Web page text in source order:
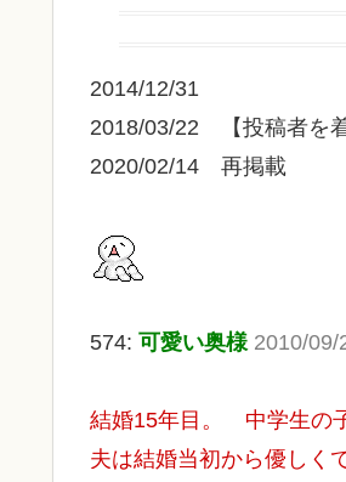
2014/12/31
2018/03/22 【投稿者を
2020/02/14 再掲載
574: 可愛い奥様 2010/09/
結婚15年目。 中学生の
夫は結婚当初から優しく